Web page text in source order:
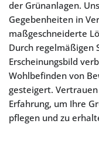
der Grünanlagen.
Gegebenheiten in
maßgeschneiderte
Durch regelmäßigen
Erscheinungsbild
Wohlbefinden von
gesteigert.
Erfahrung, um Ihre
pflegen und zu